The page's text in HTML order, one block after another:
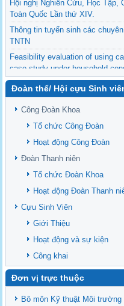
Hội nghị Nghiên Cứu, Học Tập,
Toàn Quốc Lần thứ XIV.
Thông tin tuyển sinh các
TNTN
Feasibility evaluation of using
case study under household
Delta
Sediment properties in flood-
upstream Mekong Delta
Danh mục tạp chí xuất bản
Danh Mục các Đề Tài NCKH
Văn bản - Quy định
Ban chấp hành Đảng bộ khoa
Đoàn thể/ Hội cựu Sinh
Công Đoàn Khoa
Tổ chức Công Đoàn
Hoạt động Công Đoàn
Đoàn Thanh niên
Tổ chức Đoàn Khoa
Hoạt động Đoàn Thanh
Cựu Sinh Viên
Giới Thiệu
Hoạt động và sự kiện
Công khai
Đơn vị trực thuộc
Bô môn Kỹ thuật Môi trường